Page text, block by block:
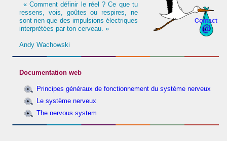
Contact
« Comment définir le réel ? Ce que tu
ressens, vois, goûtes ou respires, ne
sont rien que des impulsions électriques
interprétées par ton cerveau. »
Andy Wachowski
Documentation web
Principes généraux de fonctionnement du système nerveux
Le système nerveux
The nervous system